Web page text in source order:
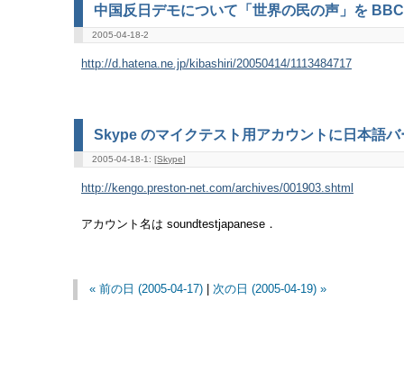
中国反日デモについて「世界の民の声」を
2005-04-18-2
http://d.hatena.ne.jp/kibashiri/20050414/1113484717
Skype のマイクテスト用アカウントに日本語
2005-04-18-1: [Skype]
http://kengo.preston-net.com/archives/001903.shtml
アカウント名は soundtestjapanese．
« 前の日 (2005-04-17) |次の日 (2005-04-19) »